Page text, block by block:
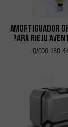
Amortiguador
para Rieju
0/